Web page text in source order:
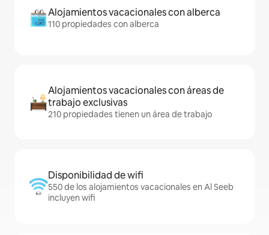
Alojamientos vacacionales con alberca
110 propiedades con alberca
Alojamientos vacacionales con áreas de
trabajo exclusivas
210 propiedades tienen un área de trabajo
Disponibilidad de wifi
550 de los alojamientos vacacionales en Al Seeb
incluyen wifi